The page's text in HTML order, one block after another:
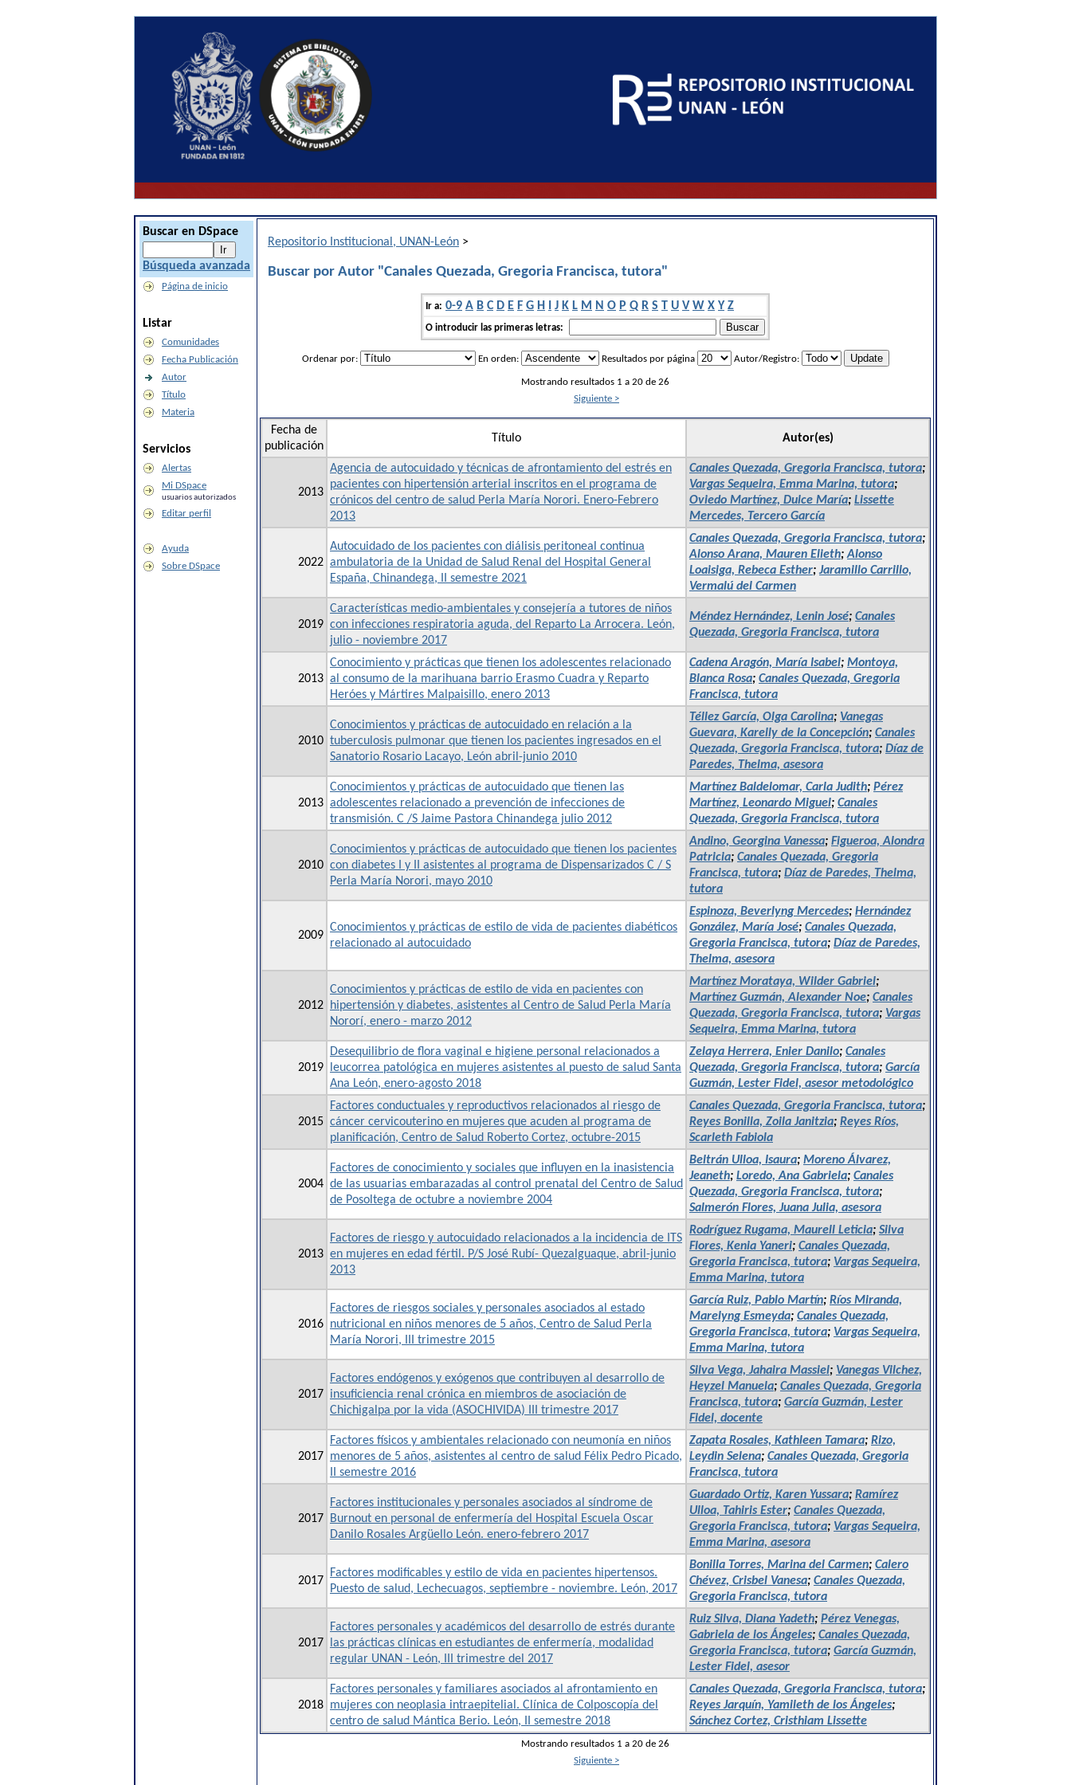
Buscar en DSpace
Búsqueda avanzada
Página de inicio
Listar
Comunidades
Fecha Publicación
Autor
Título
Materia
Servicios
Alertas
Mi DSpace
usuarios autorizados
Editar perfil
Ayuda
Sobre DSpace
Repositorio Institucional, UNAN-León >
Buscar por Autor "Canales Quezada, Gregoria Francisca, tutora"
Ir a: 0-9 A B C D E F G H I J K L M N O P Q R S T U V W X Y Z
O introducir las primeras letras:
Ordenar por: En orden: Resultados por página Autor/Registro:
Mostrando resultados 1 a 20 de 26
Siguiente >
Fecha de
publicación
Título Autor(es)
2013
Agencia de autocuidado y técnicas de afrontamiento del estrés en
pacientes con hipertensión arterial inscritos en el programa de
crónicos del centro de salud Perla María Norori. Enero-Febrero
2013
Canales Quezada, Gregoria Francisca, tutora;
Vargas Sequeira, Emma Marina, tutora;
Oviedo Martínez, Dulce María; Lissette
Mercedes, Tercero García
2022
Autocuidado de los pacientes con diálisis peritoneal continua
ambulatoria de la Unidad de Salud Renal del Hospital General
España, Chinandega, II semestre 2021
Canales Quezada, Gregoria Francisca, tutora;
Alonso Arana, Mauren Elieth;Alonso
Loaisiga, Rebeca Esther;Jaramillo Carrillo,
Vermalú del Carmen
2019
Características medio-ambientales y consejería a tutores de niños
con infecciones respiratoria aguda, del Reparto La Arrocera. León,
julio - noviembre 2017
Méndez Hernández, Lenin José; Canales
Quezada, Gregoria Francisca, tutora
2013
Conocimiento y prácticas que tienen los adolescentes relacionado
al consumo de la marihuana barrio Erasmo Cuadra y Reparto
Heróes y Mártires Malpaisillo, enero 2013
Cadena Aragón, María Isabel; Montoya,
Blanca Rosa; Canales Quezada, Gregoria
Francisca, tutora
2010
Conocimientos y prácticas de autocuidado en relación a la
tuberculosis pulmonar que tienen los pacientes ingresados en el
Sanatorio Rosario Lacayo, León abril-junio 2010
Téllez García, Olga Carolina; Vanegas
Guevara, Karelly de la Concepción; Canales
Quezada, Gregoria Francisca, tutora; Díaz de
Paredes, Thelma, asesora
2013
Conocimientos y prácticas de autocuidado que tienen las
adolescentes relacionado a prevención de infecciones de
transmisión. C /S Jaime Pastora Chinandega julio 2012
Martínez Baldelomar, Carla Judith; Pérez
Martínez, Leonardo Miguel; Canales
Quezada, Gregoria Francisca, tutora
2010
Conocimientos y prácticas de autocuidado que tienen los pacientes
con diabetes I y II asistentes al programa de Dispensarizados C / S
Perla María Norori, mayo 2010
Andino, Georgina Vanessa; Figueroa, Alondra
Patricia; Canales Quezada, Gregoria
Francisca, tutora; Díaz de Paredes, Thelma,
tutora
2009
Conocimientos y prácticas de estilo de vida de pacientes diabéticos
relacionado al autocuidado
Espinoza, Beverlyng Mercedes; Hernández
González, María José; Canales Quezada,
Gregoria Francisca, tutora; Díaz de Paredes,
Thelma, asesora
2012
Conocimientos y prácticas de estilo de vida en pacientes con
hipertensión y diabetes, asistentes al Centro de Salud Perla María
Nororí, enero - marzo 2012
Martínez Morataya, Wilder Gabriel;
Martínez Guzmán, Alexander Noe; Canales
Quezada, Gregoria Francisca, tutora; Vargas
Sequeira, Emma Marina, tutora
2019
Desequilibrio de flora vaginal e higiene personal relacionados a
leucorrea patológica en mujeres asistentes al puesto de salud Santa
Ana León, enero-agosto 2018
Zelaya Herrera, Enier Danilo; Canales
Quezada, Gregoria Francisca, tutora; García
Guzmán, Lester Fidel, asesor metodológico
2015
Factores conductuales y reproductivos relacionados al riesgo de
cáncer cervicouterino en mujeres que acuden al programa de
planificación, Centro de Salud Roberto Cortez, octubre-2015
Canales Quezada, Gregoria Francisca, tutora;
Reyes Bonilla, Zoila Janitzia; Reyes Ríos,
Scarleth Fabiola
2004
Factores de conocimiento y sociales que influyen en la inasistencia
de las usuarias embarazadas al control prenatal del Centro de Salud
de Posoltega de octubre a noviembre 2004
Beltrán Ulloa, Isaura; Moreno Álvarez,
Jeaneth; Loredo, Ana Gabriela; Canales
Quezada, Gregoria Francisca, tutora;
Salmerón Flores, Juana Julia, asesora
2013
Factores de riesgo y autocuidado relacionados a la incidencia de ITS
en mujeres en edad fértil. P/S José Rubí- Quezalguaque, abril-junio
2013
Rodríguez Rugama, Maurell Leticia; Silva
Flores, Kenia Yaneri; Canales Quezada,
Gregoria Francisca, tutora; Vargas Sequeira,
Emma Marina, tutora
2016
Factores de riesgos sociales y personales asociados al estado
nutricional en niños menores de 5 años, Centro de Salud Perla
María Norori, III trimestre 2015
García Ruiz, Pablo Martín; Ríos Miranda,
Marelyng Esmeyda; Canales Quezada,
Gregoria Francisca, tutora; Vargas Sequeira,
Emma Marina, tutora
2017
Factores endógenos y exógenos que contribuyen al desarrollo de
insuficiencia renal crónica en miembros de asociación de
Chichigalpa por la vida (ASOCHIVIDA) III trimestre 2017
Silva Vega, Jahaira Massiel; Vanegas Vilchez,
Heyzel Manuela; Canales Quezada, Gregoria
Francisca, tutora; García Guzmán, Lester
Fidel, docente
2017
Factores físicos y ambientales relacionado con neumonía en niños
menores de 5 años, asistentes al centro de salud Félix Pedro Picado,
II semestre 2016
Zapata Rosales, Kathleen Tamara; Rizo,
Leydin Selena; Canales Quezada, Gregoria
Francisca, tutora
2017
Factores institucionales y personales asociados al síndrome de
Burnout en personal de enfermería del Hospital Escuela Oscar
Danilo Rosales Argüello León. enero-febrero 2017
Guardado Ortiz, Karen Yussara; Ramírez
Ulloa, Tahiris Ester; Canales Quezada,
Gregoria Francisca, tutora; Vargas Sequeira,
Emma Marina, asesora
2017
Factores modificables y estilo de vida en pacientes hipertensos.
Puesto de salud, Lechecuagos, septiembre - noviembre. León, 2017
Bonilla Torres, Marina del Carmen; Calero
Chévez, Crisbel Vanesa; Canales Quezada,
Gregoria Francisca, tutora
2017
Factores personales y académicos del desarrollo de estrés durante
las prácticas clínicas en estudiantes de enfermería, modalidad
regular UNAN - León, III trimestre del 2017
Ruiz Silva, Diana Yadeth; Pérez Venegas,
Gabriela de los Ángeles; Canales Quezada,
Gregoria Francisca, tutora; García Guzmán,
Lester Fidel, asesor
2018
Factores personales y familiares asociados al afrontamiento en
mujeres con neoplasia intraepitelial. Clínica de Colposcopía del
centro de salud Mántica Berio. León, II semestre 2018
Canales Quezada, Gregoria Francisca, tutora;
Reyes Jarquín, Yamileth de los Ángeles;
Sánchez Cortez, Cristhiam Lissette
Mostrando resultados 1 a 20 de 26
Siguiente >